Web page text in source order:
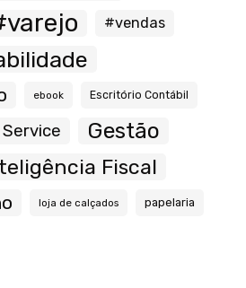
#vendas
ebook Escritório Contábil
Gestão
Fiscal
loja de calçados papelaria